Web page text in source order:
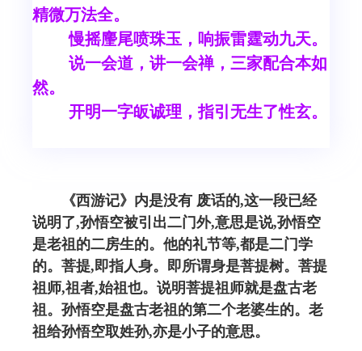
精微万法全。
慢摇麈尾喷珠玉，响振雷霆动九天。
说一会道，讲一会禅，三家配合本如
然。
开明一字皈诚理，指引无生了性玄。
《西游记》内是没有 废话的,这一段已经
说明了,孙悟空被引出二门外,意思是说,孙悟空
是老祖的二房生的。他的礼节等,都是二门学
的。菩提,即指人身。即所谓身是菩提树。菩提
祖师,祖者,始祖也。说明菩提祖师就是盘古老
祖。孙悟空是盘古老祖的第二个老婆生的。老
祖给孙悟空取姓孙,亦是小子的意思。